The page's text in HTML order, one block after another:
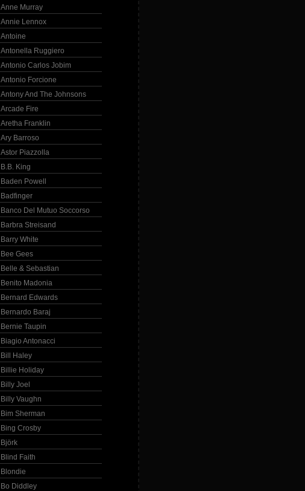
Anne Murray
Annie Lennox
Antoine
Antonella Ruggiero
Antonio Carlos Jobim
Antonio Forcione
Antony And The Johnsons
Arcade Fire
Aretha Franklin
Ary Barroso
Astor Piazzolla
B.B. King
Baden Powell
Badfinger
Banco Del Mutuo Soccorso
Barbra Streisand
Barry White
Bee Gees
Belle & Sebastian
Benito Madonia
Bernard Edwards
Bernardo Baraj
Bernie Taupin
Biagio Antonacci
Bill Haley
Billie Holiday
Billy Joel
Billy Vaughn
Bim Sherman
Bing Crosby
Björk
Blind Faith
Blondie
Bo Diddley